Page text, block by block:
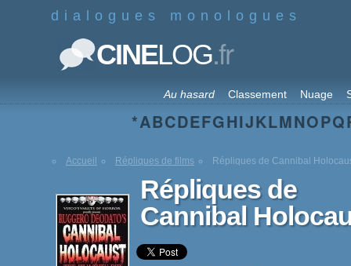
dialogues monologues
CINELOG.fr
Au hasard Classement Nuage
*ABCDEFGHIJKLMNOPQ
Accueil Répliques de films Répliques de Cannibal
Répliques de
Cannibal